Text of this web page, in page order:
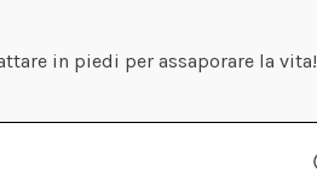
in piedi per assaporare la vita!